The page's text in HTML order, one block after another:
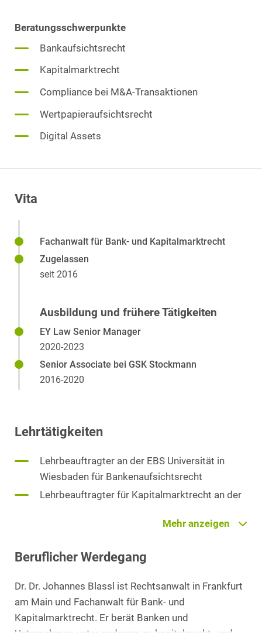
Beratungsschwerpunkte
Bankaufsichtsrecht
Kapitalmarktrecht
Compliance bei M&A-Transaktionen
Wertpapieraufsichtsrecht
Digital Assets
Vita
Fachanwalt für Bank- und Kapitalmarktrecht
Zugelassen
seit 2016
Ausbildung und frühere Tätigkeiten
EY Law Senior Manager
2020-2023
Senior Associate bei GSK Stockmann
2016-2020
Lehrtätigkeiten
Lehrbeauftragter an der EBS Universität in
Wiesbaden für Bankenaufsichtsrecht
Lehrbeauftragter für Kapitalmarktrecht an der
Lehrbeauftragter an der Fresenius-Hochschule
Governance
Mehr anzeigen
Beruflicher Werdegang
Dr. Dr. Johannes Blassl ist Rechtsanwalt in Frankfurt
am Main und Fachanwalt für Bank- und
Kapitalmarktrecht. Er berät Banken und
Unternehmen unter anderem zu kapitalmarkt- und